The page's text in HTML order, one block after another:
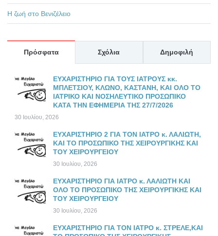
Η ζωή στο Βενιζέλειο
Πρόσφατα Σχόλια Δημοφιλή
ΕΥΧΑΡΙΣΤΗΡΙΟ ΓΙΑ ΤΟΥΣ ΙΑΤΡΟΥΣ κκ.
ΜΠΛΕΤΣΙΟΥ, ΚΛΩΝΟ, ΚΑΣΤΑΝΗ, ΚΑΙ ΟΛΟ ΤΟ
ΙΑΤΡΙΚΟ ΚΑΙ ΝΟΣΗΛΕΥΤΙΚΟ ΠΡΟΣΩΠΙΚΟ
ΚΑΤΑ ΤΗΝ ΕΦΗΜΕΡΙΑ ΤΗΣ 27/7/2026
30 Ιουλίου, 2026
ΕΥΧΑΡΙΣΤΗΡΙΟ 2 ΓΙΑ ΤΟΝ ΙΑΤΡΟ κ. ΛΑΛΙΩΤΗ,
ΚΑΙ ΤΟ ΠΡΟΣΩΠΙΚΟ ΤΗΣ ΧΕΙΡΟΥΡΓΙΚΗΣ ΚΑΙ
ΤΟΥ ΧΕΙΡΟΥΡΓΕΙΟΥ
30 Ιουλίου, 2026
ΕΥΧΑΡΙΣΤΗΡΙΟ ΓΙΑ ΙΑΤΡΟ κ. ΛΑΛΙΩΤΗ ΚΑΙ
ΟΛΟ ΤΟ ΠΡΟΣΩΠΙΚΟ ΤΗΣ ΧΕΙΡΟΥΡΓΙΚΗΣ ΚΑΙ
ΤΟΥ ΧΕΙΡΟΥΡΓΕΙΟΥ
30 Ιουλίου, 2026
ΕΥΧΑΡΙΣΤΗΡΙΟ ΓΙΑ ΤΟΝ ΙΑΤΡΟ κ. ΣΤΡΕΛΕ,ΚΑΙ